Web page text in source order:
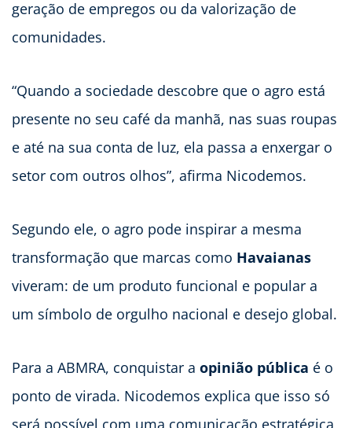
geração de empregos ou da valorização de
comunidades.
“Quando a sociedade descobre que o agro está
presente no seu café da manhã, nas suas roupas
e até na sua conta de luz, ela passa a enxergar o
setor com outros olhos”, afirma Nicodemos.
Segundo ele, o agro pode inspirar a mesma
transformação que marcas como Havaianas
viveram: de um produto funcional e popular a
um símbolo de orgulho nacional e desejo global.
Para a ABMRA, conquistar a opinião pública é o
ponto de virada. Nicodemos explica que isso só